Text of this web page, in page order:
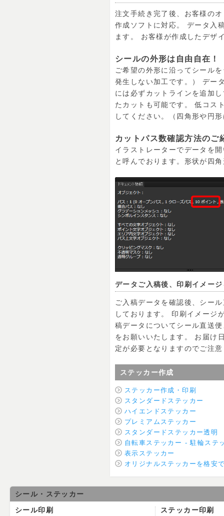
注文手続き完了後、お客様の
作成ソフトに対応。 データ入
ます。 お客様が作成したデザ
シールの外形は自由自在！
ご希望の外形に沿ってシール
発生しない加工です。） デー
には必ずカットラインを追加
たカットも可能です。 低コス
してください。（四角形や円
カットパス数確認方法のご
イラストレーターでデータを
と呼んでおります。形状が四
データご入稿後、印刷イメー
ご入稿データを確認後、シー
しております。 印刷イメージ
稿データについてシール直送
をお願いいたします。 お届け
定が必要となりますのでご注
ステッカー作成
ステッカー作成・印刷
スタンダードステッカー
ハイエンドステッカー
プレミアムステッカー
スタンダードステッカー透明
自転車ステッカー - 駐輪ステ
表示ステッカー
オリジナルステッカーを格安
シール・ステッカー
シール印刷
ステッカー印刷